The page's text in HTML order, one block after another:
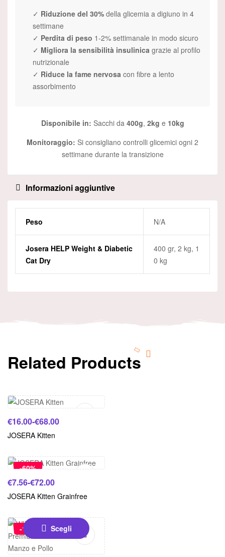
✓ Riduzione del 30% della glicemia a digiuno in 4
settimane
✓ Perdita di peso 1-2% settimanale in modo sicuro
✓ Migliora la sensibilità insulinica grazie al profilo
nutrizionale
✓ Riduce la fame nervosa con fibre a lento
assorbimento
Disponibile in: Sacchi da 400g, 2kg e 10kg
Monitoraggio: Si consigliano controlli glicemici ogni 2
settimane durante la transizione
Informazioni aggiuntive
Peso N/A
Josera HELP Weight & Diabetic
Cat Dry
400 gr, 2 kg, 1
0 kg
Related Products
€16.00-€68.00
JOSERA Kitten
-60%
€7.56-€72.00
JOSERA Kitten Grainfree
-15% Scegli